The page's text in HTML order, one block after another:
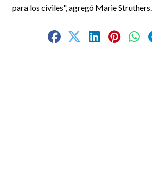
para los civiles", agregó Marie